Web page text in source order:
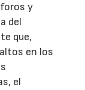
y
del
que,
en los
el